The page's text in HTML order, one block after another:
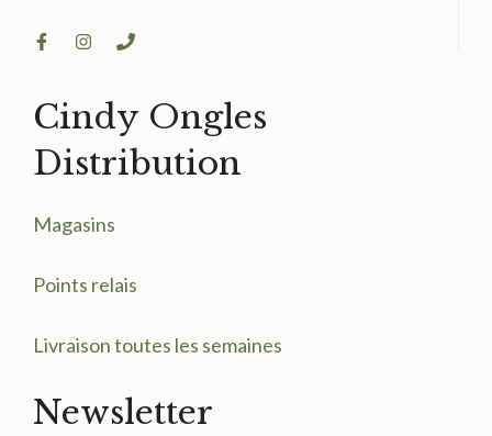
Cindy Ongles
Distribution
Magasins
Points relais
Livraison toutes les semaines
Newsletter